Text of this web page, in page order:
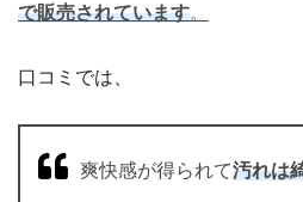
で販売されています。
口コミでは、
爽快感が得られて汚れは